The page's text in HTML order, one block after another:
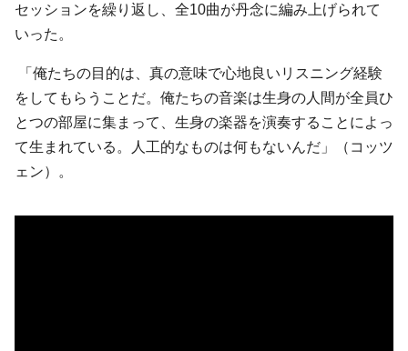
セッションを繰り返し、全10曲が丹念に編み上げられて
いった。
「俺たちの目的は、真の意味で心地良いリスニング経験
をしてもらうことだ。俺たちの音楽は生身の人間が全員ひ
とつの部屋に集まって、生身の楽器を演奏することによっ
て生まれている。人工的なものは何もないんだ」（コッツ
ェン）。